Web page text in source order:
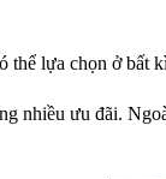
thể lựa chọn ở bất
nhiều ưu đãi.